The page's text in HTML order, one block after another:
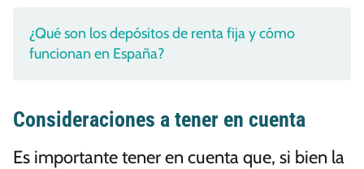
¿Qué son los depósitos de renta fija y cómo
funcionan en España?
Consideraciones a tener en cuenta
Es importante tener en cuenta que, si bien la